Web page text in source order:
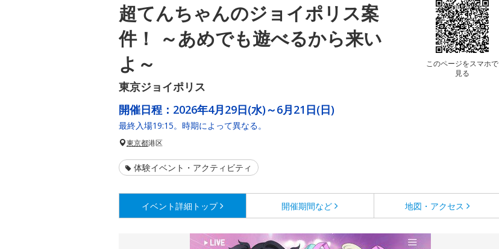
超てんちゃんのジョイポリス案
件！ ～あめでも遊べるから来い
よ～
東京ジョイポリス
このページをスマホで
見る
開催日程： 2026年4月29日(水)～6月21日(日)
最終入場19:15。時期によって異なる。
東京都港区
体験イベント・アクティビティ
イベント詳細 トップ 開催期間など 地図・アクセス